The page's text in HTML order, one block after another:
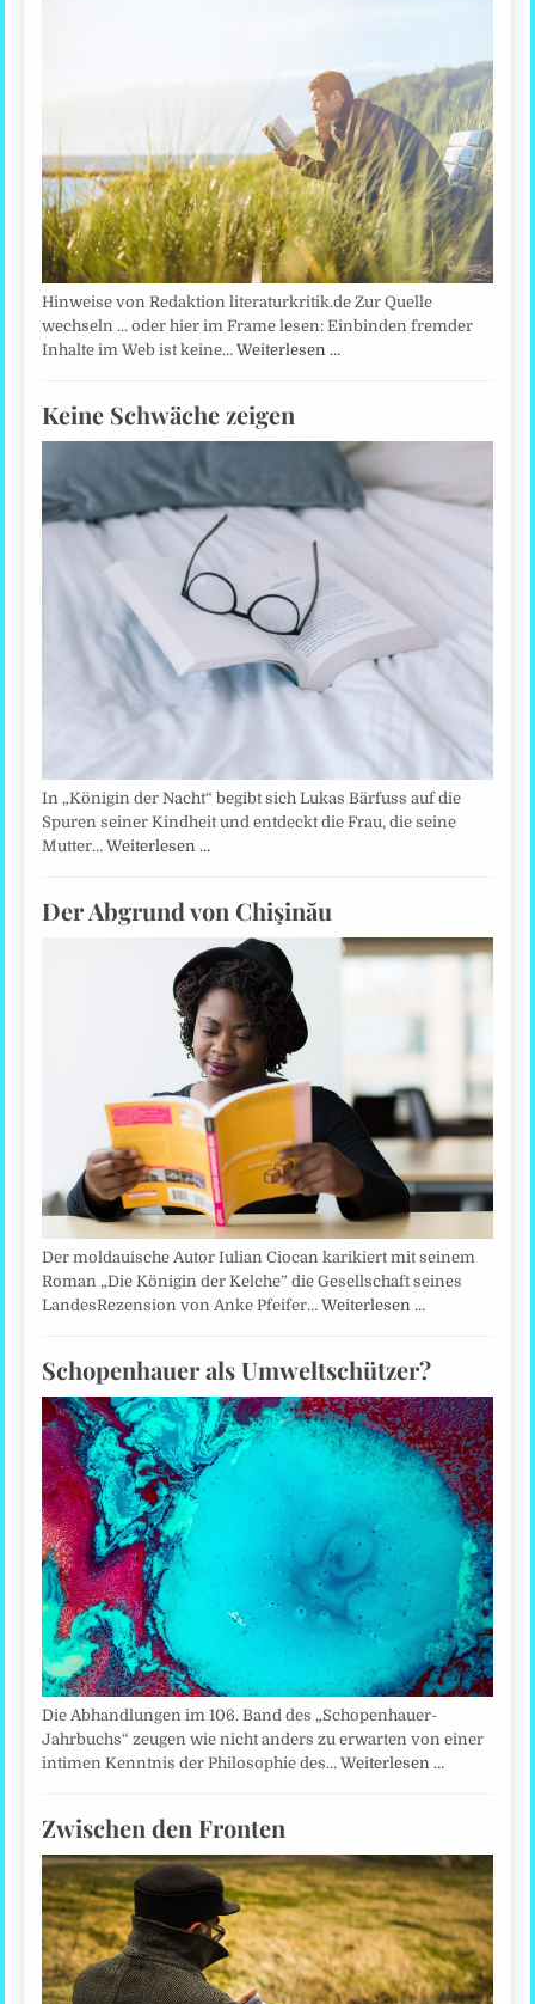
Hinweise von Redaktion literaturkritik.de Zur Quelle
wechseln ... oder hier im Frame lesen: Einbinden fremder
Inhalte im Web ist keine…Weiterlesen …
Keine Schwäche zeigen
In „Königin der Nacht“ begibt sich Lukas Bärfuss auf die
Spuren seiner Kindheit und entdeckt die Frau, die seine
Mutter…Weiterlesen …
Der Abgrund von Chişinău
Der moldauische Autor Iulian Ciocan karikiert mit seinem
Roman „Die Königin der Kelche” die Gesellschaft seines
LandesRezension von Anke Pfeifer…Weiterlesen …
Schopenhauer als Umweltschützer?
Die Abhandlungen im 106. Band des „Schopenhauer-
Jahrbuchs“ zeugen wie nicht anders zu erwarten von einer
intimen Kenntnis der Philosophie des…Weiterlesen …
Zwischen den Fronten